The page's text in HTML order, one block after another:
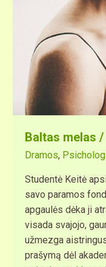
Baltas melas
Dramos,
Studentė Keitė
savo paramos
apgaulės dėka ji
visada svajojo,
užmezga
prašymą dėl